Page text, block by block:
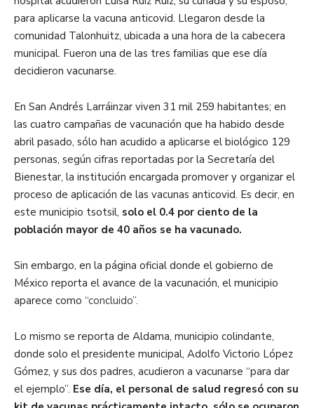
para aplicarse la vacuna anticovid. Llegaron desde la
comunidad Talonhuitz, ubicada a una hora de la cabecera
municipal. Fueron una de las tres familias que ese día
decidieron vacunarse.
En San Andrés Larráinzar viven 31 mil 259 habitantes; en
las cuatro campañas de vacunación que ha habido desde
abril pasado, sólo han acudido a aplicarse el biológico 129
personas, según cifras reportadas por la Secretaría del
Bienestar, la institución encargada promover y organizar el
proceso de aplicación de las vacunas anticovid. Es decir, en
este municipio tsotsil, solo el 0.4 por ciento de la
población mayor de 40 años se ha vacunado.
Sin embargo, en la página oficial donde el gobierno de
México reporta el avance de la vacunación, el municipio
aparece como “concluido”.
Lo mismo se reporta de Aldama, municipio colindante,
donde solo el presidente municipal, Adolfo Victorio López
Gómez, y sus dos padres, acudieron a vacunarse “para dar
el ejemplo”. Ese día, el personal de salud regresó con su